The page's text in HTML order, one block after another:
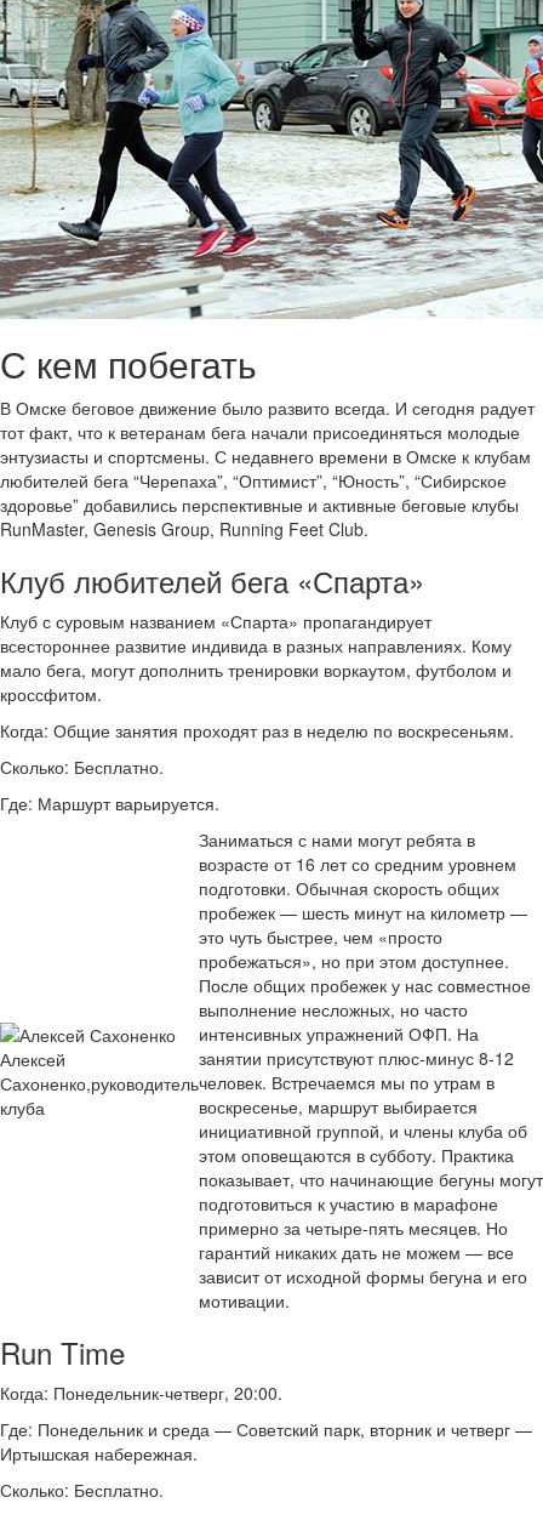
С кем побегать
В Омске беговое движение было развито всегда. И сегодня радует
тот факт, что к ветеранам бега начали присоединяться молодые
энтузиасты и спортсмены. С недавнего времени в Омске к клубам
любителей бега “Черепаха”, “Оптимист”, “Юность”, “Сибирское
здоровье” добавились перспективные и активные беговые клубы
RunMaster, Genesis Group, Running Feet Club.
Клуб любителей бега «Спарта»
Клуб с суровым названием «Спарта» пропагандирует
всестороннее развитие индивида в разных направлениях. Кому
мало бега, могут дополнить тренировки воркаутом, футболом и
кроссфитом.
Когда: Общие занятия проходят раз в неделю по воскресеньям.
Сколько: Бесплатно.
Где: Маршурт варьируется.
Алексей
Сахоненко,руководитель
клуба
Заниматься с нами могут ребята в
возрасте от 16 лет со средним уровнем
подготовки. Обычная скорость общих
пробежек — шесть минут на километр —
это чуть быстрее, чем «просто
пробежаться», но при этом доступнее.
После общих пробежек у нас совместное
выполнение несложных, но часто
интенсивных упражнений ОФП. На
занятии присутствуют плюс-минус 8-12
человек. Встречаемся мы по утрам в
воскресенье, маршрут выбирается
инициативной группой, и члены клуба об
этом оповещаются в субботу. Практика
показывает, что начинающие бегуны могут
подготовиться к участию в марафоне
примерно за четыре-пять месяцев. Но
гарантий никаких дать не можем — все
зависит от исходной формы бегуна и его
мотивации.
Run Time
Когда: Понедельник-четверг, 20:00.
Где: Понедельник и среда — Советский парк, вторник и четверг —
Иртышская набережная.
Сколько: Бесплатно.